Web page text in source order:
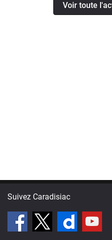
Voir toute
Suivez Caradisiac